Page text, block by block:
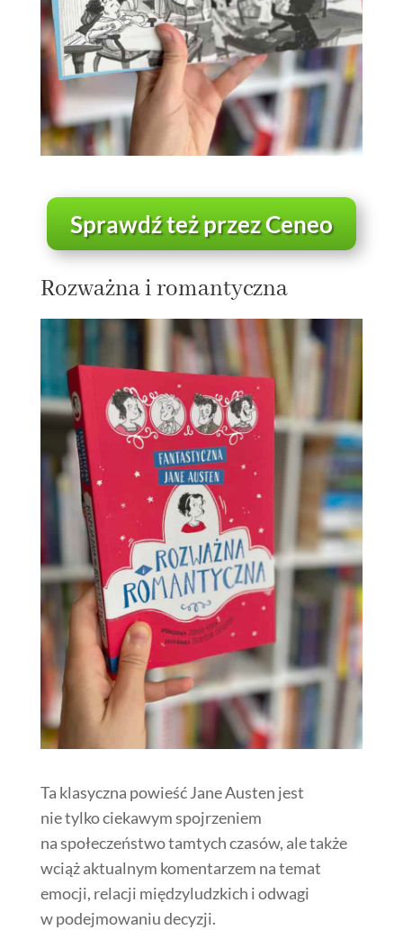
Sprawdź też przez Ceneo
Rozważna i romantyczna
Ta klasyczna powieść Jane Austen jest
nie tylko ciekawym spojrzeniem
na społeczeństwo tamtych czasów, ale także
wciąż aktualnym komentarzem na temat
emocji, relacji międzyludzkich i odwagi
w podejmowaniu decyzji.